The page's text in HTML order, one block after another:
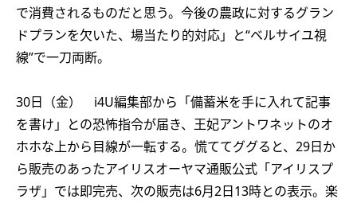
で消費されるものだと思う。今後の農政に対するグラン
ドプランを欠いた、場当たり的対応」と“ベルサイユ視
線”で一刀両断。
30日（金） i4U編集部から「備蓄米を手に入れて記事
を書け」との恐怖指令が届き、王妃アントワネットのオ
ホホな上から目線が一転する。慌ててググると、29日か
ら販売のあったアイリスオーヤマ通販公式「アイリスプ
ラザ」では即完売、次の販売は6月2日13時との表示。楽